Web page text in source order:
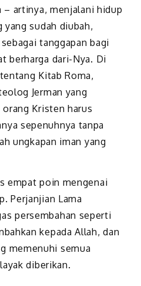
– artinya, menjalani hidup
yang sudah diubah,
tanggapan bagi
berharga dari-Nya. Di
Kitab Roma,
Jerman yang
Kristen harus
sepenuhnya tanpa
ungkapan iman yang
empat poin mengenai
Perjanjian Lama
persembahan seperti
kepada Allah, dan
memenuhi semua
diberikan.